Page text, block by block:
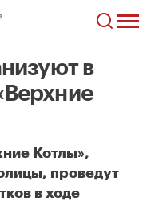
в
Котлы»,
проведут
в ходе